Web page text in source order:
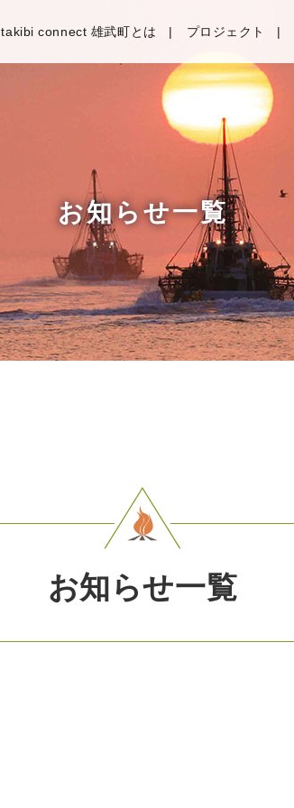
takibi connect 雄武町とは プロジェクト
お知らせ一覧
お知らせ一覧